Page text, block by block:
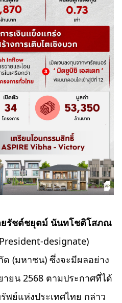
รัชต์ชยุตม์ นันทโชติโสภณ
designate)
(มหาชน) ซึ่งจะมีผลอย่าง
ยน 2568 ตามประกาศที่ได้
พย์แห่งประเทศไทย กล่าว